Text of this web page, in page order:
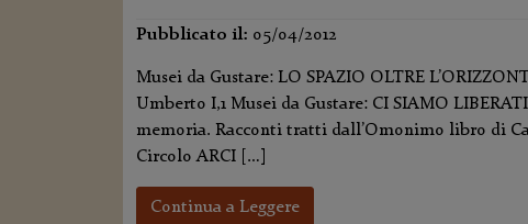
Pubblicato il: 05/04/2012
Musei da Gustare: LO SPAZIO OLTRE
Umberto I,1 Musei da Gustare: CI SIAMO
memoria. Racconti tratti dall’Omonimo libro di
Circolo ARCI […]
Continua a Leggere